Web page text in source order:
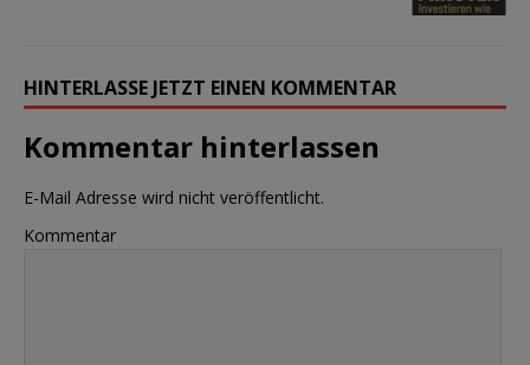
HINTERLASSE JETZT EINEN KOMMENTAR
Kommentar hinterlassen
E-Mail Adresse wird nicht veröffentlicht.
Kommentar